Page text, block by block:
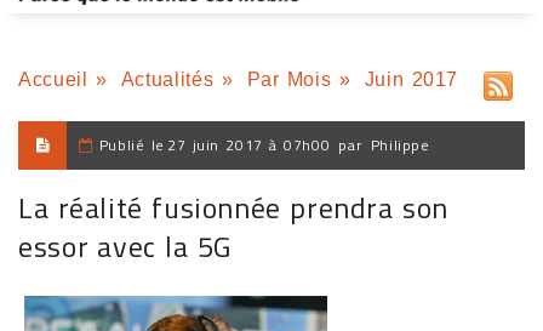
Accueil » Actualités » Par Mois » Juin 2017
Publié le 27 juin 2017 à 07h00 par Philippe
La réalité fusionnée prendra son
essor avec la 5G